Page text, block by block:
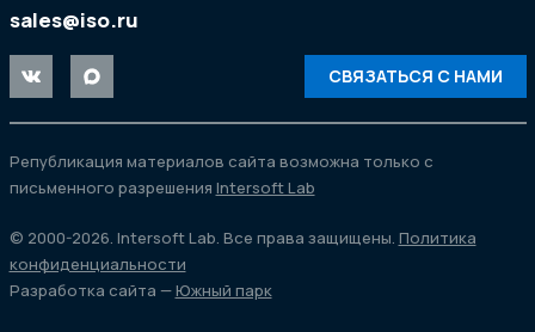
sales@iso.ru
СВЯЗАТЬСЯ С НАМИ
Републикация материалов сайта возможна только с
письменного разрешения Intersoft Lab
© 2000-2026. Intersoft Lab. Все права защищены. Политика
конфиденциальности
Разработка сайта —Южный парк